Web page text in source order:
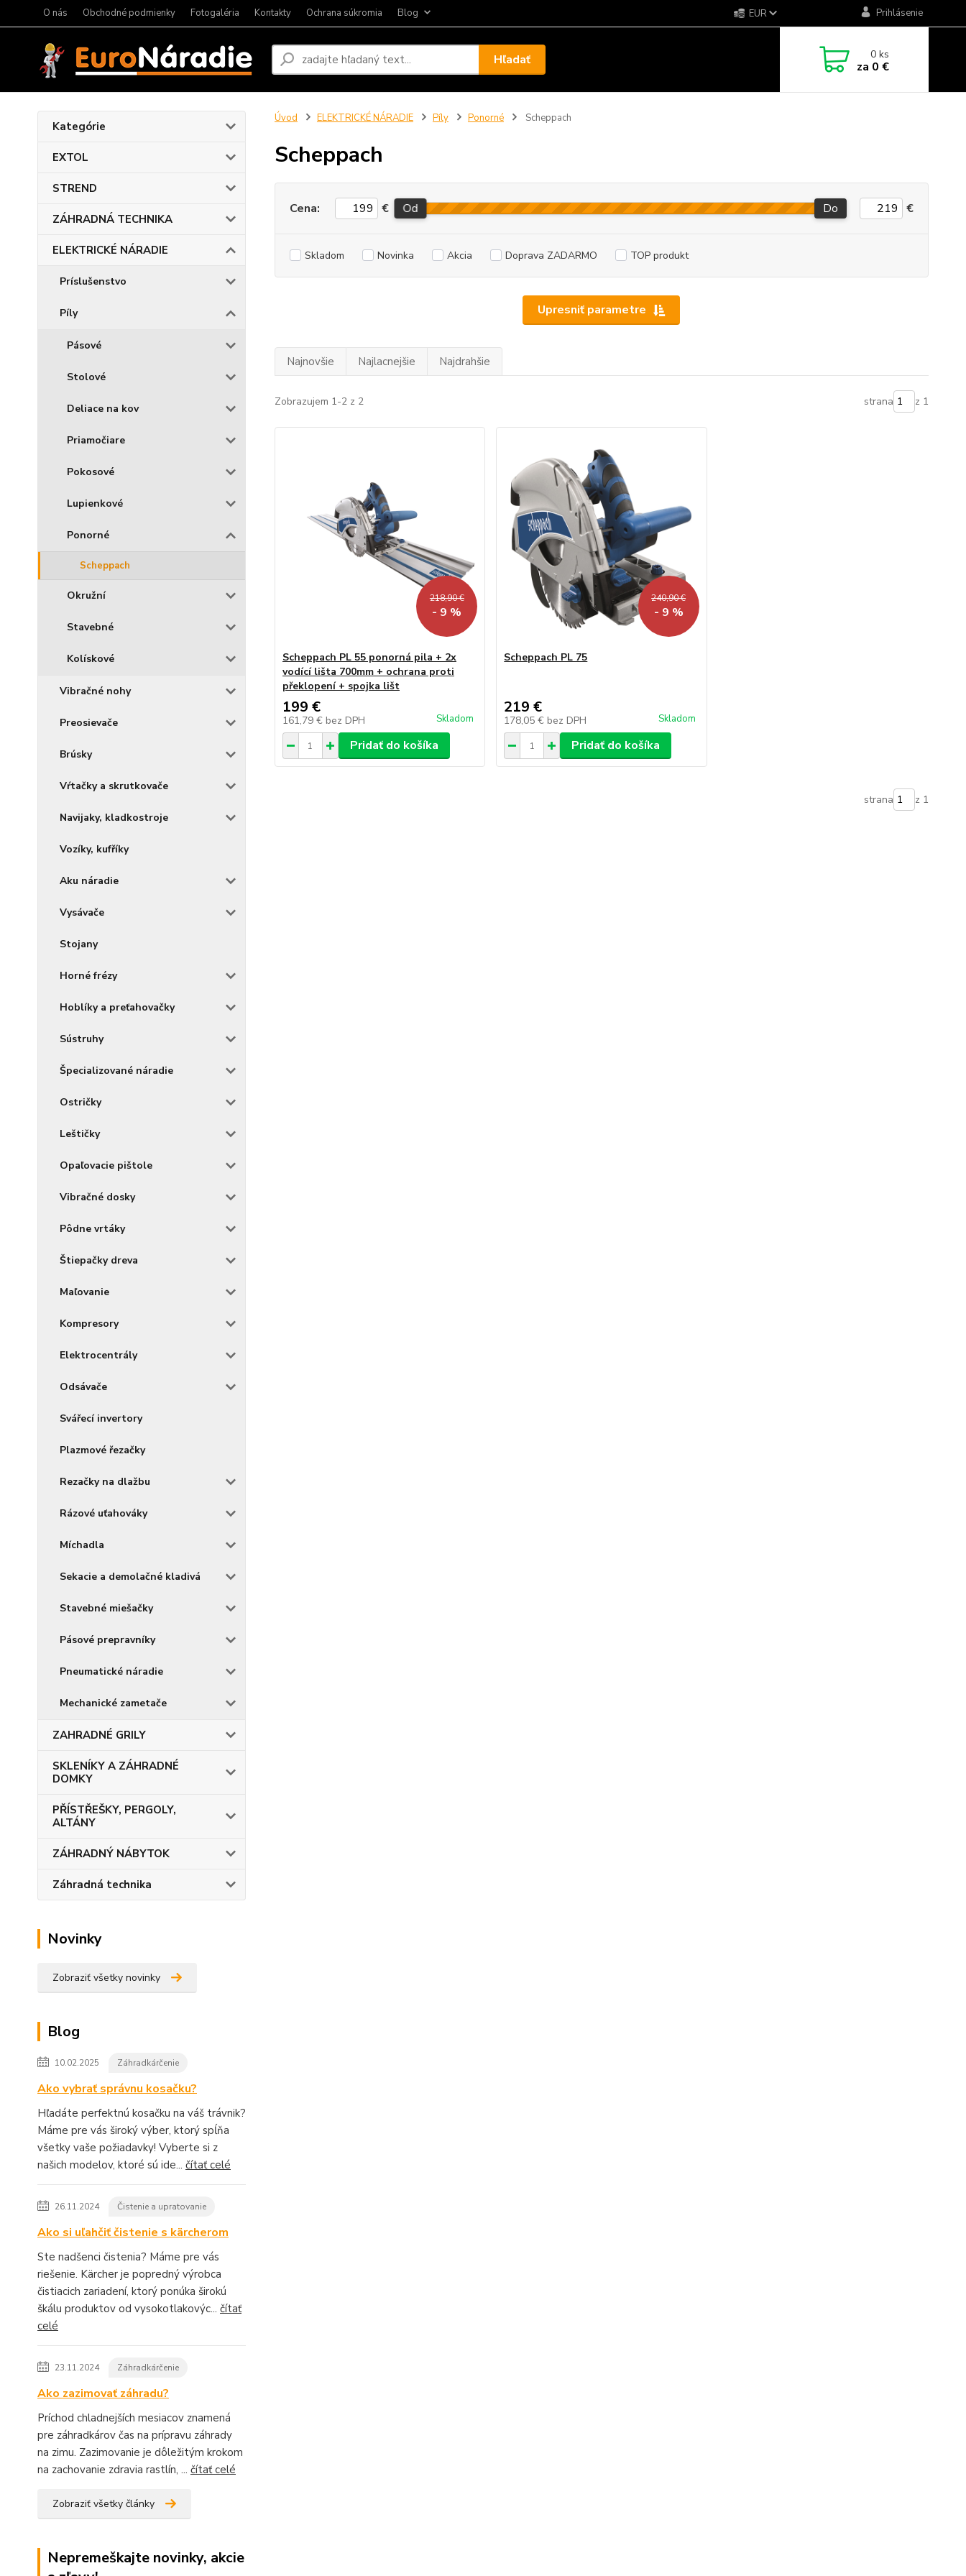
O nás Obchodné podmienky Fotogaléria Kontakty Ochrana súkromia Blog EUR Prihlásenie
Hľadať 0ks
za 0 €
Kategórie
EXTOL
STREND
ZÁHRADNÁ TECHNIKA
ELEKTRICKÉ NÁRADIE
Príslušenstvo
Píly
Pásové
Stolové
Deliace na kov
Priamočiare
Pokosové
Lupienkové
Ponorné
Scheppach
Okružní
Stavebné
Kolískové
Vibračné nohy
Preosievače
Brúsky
Vŕtačky a skrutkovače
Navijaky, kladkostroje
Vozíky, kufříky
Aku náradie
Vysávače
Stojany
Horné frézy
Hoblíky a preťahovačky
Sústruhy
Špecializované náradie
Ostričky
Leštičky
Opaľovacie pištole
Vibračné dosky
Pôdne vrtáky
Štiepačky dreva
Maľovanie
Kompresory
Elektrocentrály
Odsávače
Svářecí invertory
Plazmové řezačky
Rezačky na dlažbu
Rázové uťahováky
Míchadla
Sekacie a demolačné kladivá
Stavebné miešačky
Pásové prepravníky
Pneumatické náradie
Mechanické zametače
ZAHRADNÉ GRILY
SKLENÍKY A ZÁHRADNÉ
DOMKY
PŘÍSTŘEŠKY, PERGOLY,
ALTÁNY
ZÁHRADNÝ NÁBYTOK
Záhradná technika
Novinky
Zobraziť všetky novinky
Blog
10.02.2025 Záhradkárčenie
Ako vybrať správnu kosačku?
Hľadáte perfektnú kosačku na váš trávnik?
Máme pre vás široký výber, ktorý spĺňa
všetky vaše požiadavky! Vyberte si z
našich modelov, ktoré sú ide... čítať celé
26.11.2024 Čistenie a upratovanie
Ako si uľahčiť čistenie s kärcherom
Ste nadšenci čistenia? Máme pre vás
riešenie. Kärcher je popredný výrobca
čistiacich zariadení, ktorý ponúka širokú
škálu produktov od vysokotlakovýc... čítať
celé
23.11.2024 Záhradkárčenie
Ako zazimovať záhradu?
Príchod chladnejších mesiacov znamená
pre záhradkárov čas na prípravu záhrady
na zimu. Zazimovanie je dôležitým krokom
na zachovanie zdravia rastlín, ... čítať celé
Zobraziť všetky články
Nepremeškajte novinky, akcie
Úvod ELEKTRICKÉ NÁRADIE Píly Ponorné Scheppach
Scheppach
Upresniť parametre
Cena: € Od Do €
Skladom Novinka Akcia Doprava ZADARMO TOP produkt
Najnovšie Najlacnejšie Najdrahšie
Zobrazujem 1-2 z 2 strana z 1
218,90 €
- 9 %
Scheppach PL 55 ponorná pila + 2x
vodící lišta 700mm + ochrana proti
překlopení + spojka lišt
199 €
161,79 € bez DPH Skladom
Pridať do košíka
240,90 €
- 9 %
Scheppach PL 75
219 €
178,05 € bez DPH Skladom
Pridať do košíka
strana z 1